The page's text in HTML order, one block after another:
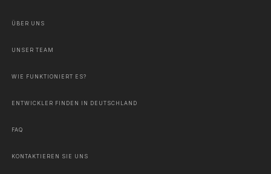
ÜBER UNS
UNSER TEAM
WIE FUNKTIONIERT ES?
ENTWICKLER FINDEN IN DEUTSCHLAND
FAQ
KONTAKTIEREN SIE UNS